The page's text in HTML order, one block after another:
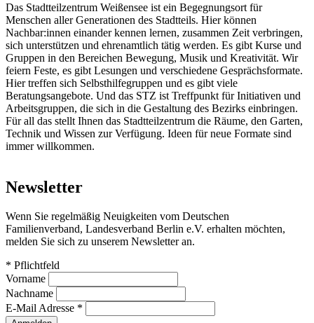
Das Stadtteilzentrum Weißensee ist ein Begegnungsort für
Menschen aller Generationen des Stadtteils. Hier können
Nachbar:innen einander kennen lernen, zusammen Zeit verbringen,
sich unterstützen und ehrenamtlich tätig werden. Es gibt Kurse und
Gruppen in den Bereichen Bewegung, Musik und Kreativität. Wir
feiern Feste, es gibt Lesungen und verschiedene Gesprächsformate.
Hier treffen sich Selbsthilfegruppen und es gibt viele
Beratungsangebote. Und das STZ ist Treffpunkt für Initiativen und
Arbeitsgruppen, die sich in die Gestaltung des Bezirks einbringen.
Für all das stellt Ihnen das Stadtteilzentrum die Räume, den Garten,
Technik und Wissen zur Verfügung. Ideen für neue Formate sind
immer willkommen.
Newsletter
Wenn Sie regelmäßig Neuigkeiten vom Deutschen
Familienverband, Landesverband Berlin e.V. erhalten möchten,
melden Sie sich zu unserem Newsletter an.
* Pflichtfeld
Vorname
Nachname
E-Mail Adresse *